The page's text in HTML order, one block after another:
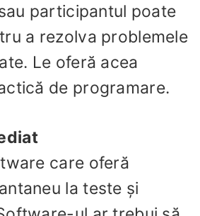
participantul poate
a rezolva problemele
Le oferă acea
de programare.
care oferă
la teste și